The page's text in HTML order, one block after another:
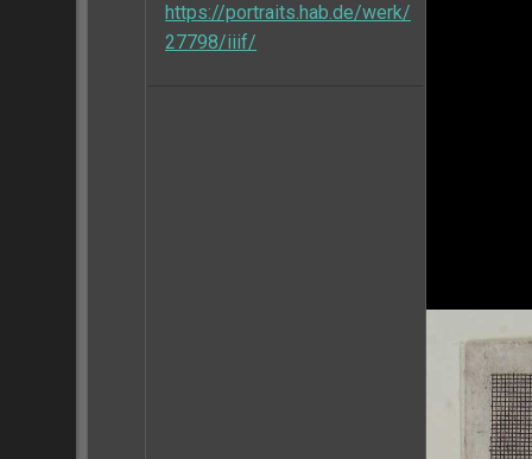
https://portraits.hab.de/werk/
27798/iiif/